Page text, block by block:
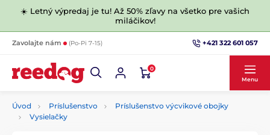
☀️ Letný výpredaj je tu! Až 50% zľavy na všetko pre vašich
miláčikov!
Zavolajte nám (Po-Pi 7-15) +421 322 601 057
0
Menu
Úvod Príslušenstvo
Príslušenstvo výcvikové obojky
Vysielačky